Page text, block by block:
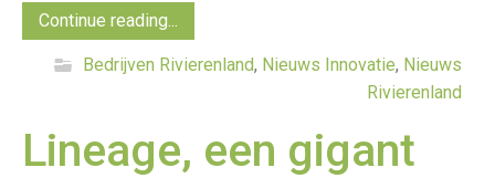
Continue reading...
Bedrijven Rivierenland, Nieuws Innovatie, Nieuws
Rivierenland
Lineage, een gigant